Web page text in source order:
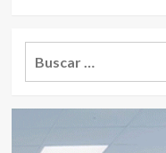
Caputo
se
CILFA
la